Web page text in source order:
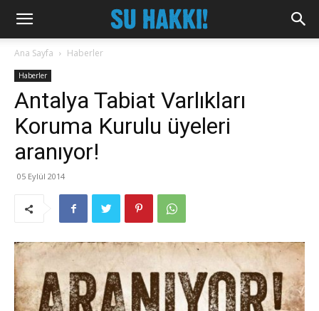
Ana Sayfa Haberler
Haberler
Antalya Tabiat Varlıkları
Koruma Kurulu üyeleri
aranıyor!
05 Eylül 2014